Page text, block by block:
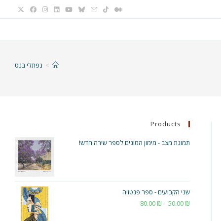
> נפתלי בנט
Products
תמונת מצב - מימון המונים לספר שירה חדש!
שני הקבועים - ספר פנטזיה
50.00 ₪
–
80.00 ₪
טווח